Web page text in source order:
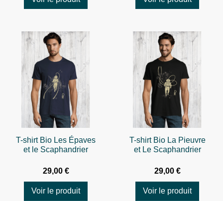
T-shirt Bio Les Épaves
et le Scaphandrier
29,00 €
Voir le produit
T-shirt Bio La Pieuvre
et Le Scaphandrier
29,00 €
Voir le produit